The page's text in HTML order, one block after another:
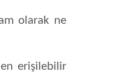
olarak ne
erişilebilir